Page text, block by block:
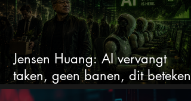
Jensen Huang: AI vervangt
taken, geen banen, dit betekent
het voor AI-aandelen